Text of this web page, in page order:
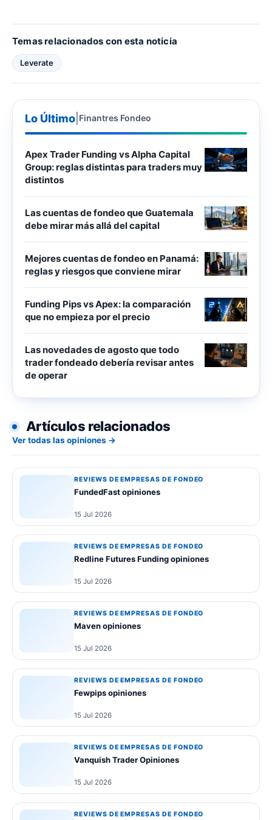
Temas relacionados con esta noticia
Leverate
Lo Último Finantres Fondeo
Apex Trader Funding vs Alpha Capital
Group: reglas distintas para traders muy
distintos
Las cuentas de fondeo que Guatemala
debe mirar más allá del capital
Mejores cuentas de fondeo en Panamá:
reglas y riesgos que conviene mirar
Funding Pips vs Apex: la comparación
que no empieza por el precio
Las novedades de agosto que todo
trader fondeado debería revisar antes
de operar
Artículos relacionados
Ver todas las opiniones →
REVIEWS DE EMPRESAS DE FONDEO
FundedFast opiniones
15 Jul 2026
REVIEWS DE EMPRESAS DE FONDEO
Redline Futures Funding opiniones
15 Jul 2026
REVIEWS DE EMPRESAS DE FONDEO
Maven opiniones
15 Jul 2026
REVIEWS DE EMPRESAS DE FONDEO
Fewpips opiniones
15 Jul 2026
REVIEWS DE EMPRESAS DE FONDEO
Vanquish Trader Opiniones
15 Jul 2026
REVIEWS DE EMPRESAS DE FONDEO